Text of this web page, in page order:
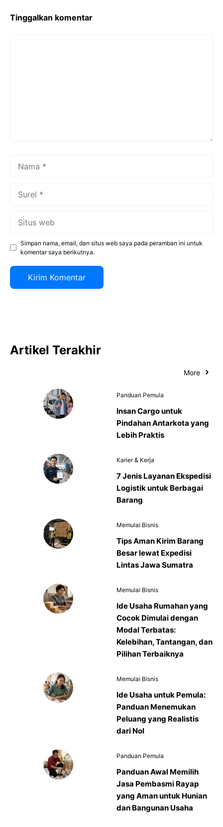
k
Tinggalkan komentar
Simpan nama, email, dan situs web saya pada peramban ini untuk
komentar saya berikutnya.
Artikel Terakhir
More
Panduan Pemula
Insan Cargo untuk
Pindahan Antarkota yang
Lebih Praktis
Karier & Kerja
7 Jenis Layanan Ekspedisi
Logistik untuk Berbagai
Barang
Memulai Bisnis
Tips Aman Kirim Barang
Besar lewat Expedisi
Lintas Jawa Sumatra
Memulai Bisnis
Ide Usaha Rumahan yang
Cocok Dimulai dengan
Modal Terbatas:
Kelebihan, Tantangan, dan
Pilihan Terbaiknya
Memulai Bisnis
Ide Usaha untuk Pemula:
Panduan Menemukan
Peluang yang Realistis
dari Nol
Panduan Pemula
Panduan Awal Memilih
Jasa Pembasmi Rayap
yang Aman untuk Hunian
dan Bangunan Usaha